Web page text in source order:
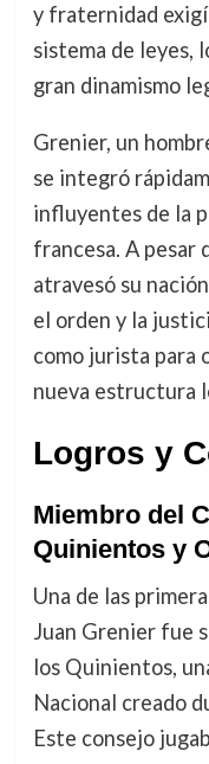
y fraternidad
sistema de leyes,
gran dinamismo
Grenier, un
se integró
influyentes de la
francesa. A pesar
atravesó su
el orden y la
como jurista para
nueva estructura
Logros y
Miembro del
Quinientos y
Una de las
Juan Grenier fue
los Quinientos,
Nacional creado
Este consejo